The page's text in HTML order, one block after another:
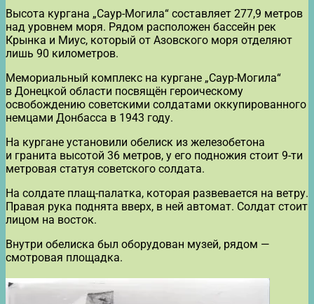
Высота кургана „Саур-Могила“ составляет 277,9 метров
над уровнем моря. Рядом расположен бассейн рек
Крынка и Миус, который от Азовского моря отделяют
лишь 90 километров.
Мемориальный комплекс на кургане „Саур-Могила“
в Донецкой области посвящён героическому
освобождению советскими солдатами оккупированного
немцами Донбасса в 1943 году.
На кургане установили обелиск из железобетона
и гранита высотой 36 метров, у его подножия стоит 9-ти
метровая статуя советского солдата.
На солдате плащ-палатка, которая развевается на ветру.
Правая рука поднята вверх, в ней автомат. Солдат стоит
лицом на восток.
Внутри обелиска был оборудован музей, рядом —
смотровая площадка.